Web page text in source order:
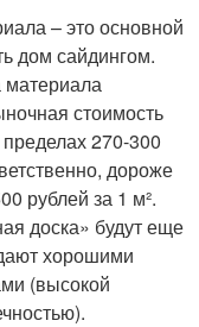
– это основной
дом сайдингом.
материала
стоимость
270-300
дороже
рублей за 1 м².
доска» будут еще
хорошими
(высокой